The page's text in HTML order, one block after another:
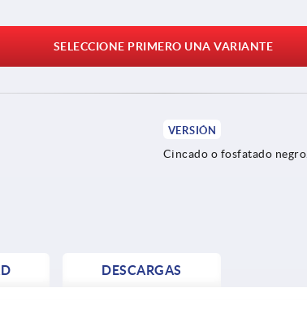
SELECCIONE PRIMERO UNA VARIANTE
VERSIÓN
Cincado o fosfatado negro.
DESCARGAS